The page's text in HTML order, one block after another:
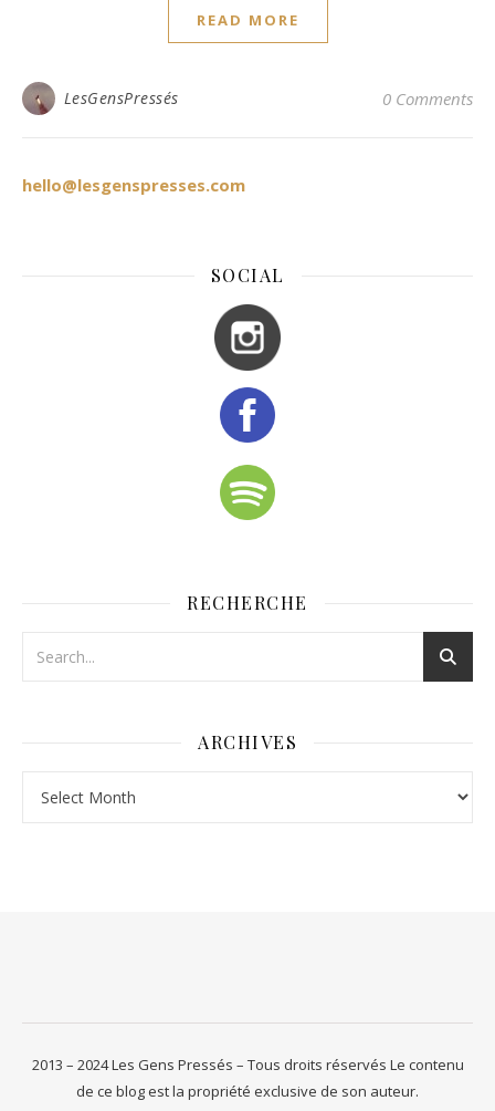
READ MORE
LesGensPressés 0 Comments
hello@lesgenspresses.com
SOCIAL
RECHERCHE
ARCHIVES
2013 – 2024 Les Gens Pressés – Tous droits réservés Le contenu
de ce blog est la propriété exclusive de son auteur.